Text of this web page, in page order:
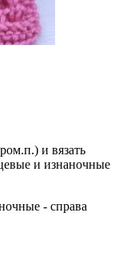
и вязать
и изнаночные
- справа